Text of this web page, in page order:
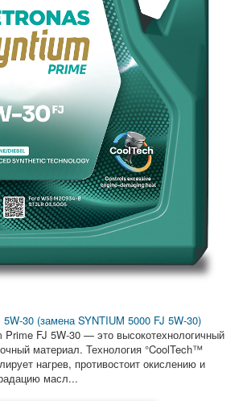
30 (замена SYNTIUM 5000 FJ 5W-30)
Prime FJ 5W-30 — это высокотехнологичный
материал. Технология °CoolTech™
нагрев, противостоит окислению и
масл...